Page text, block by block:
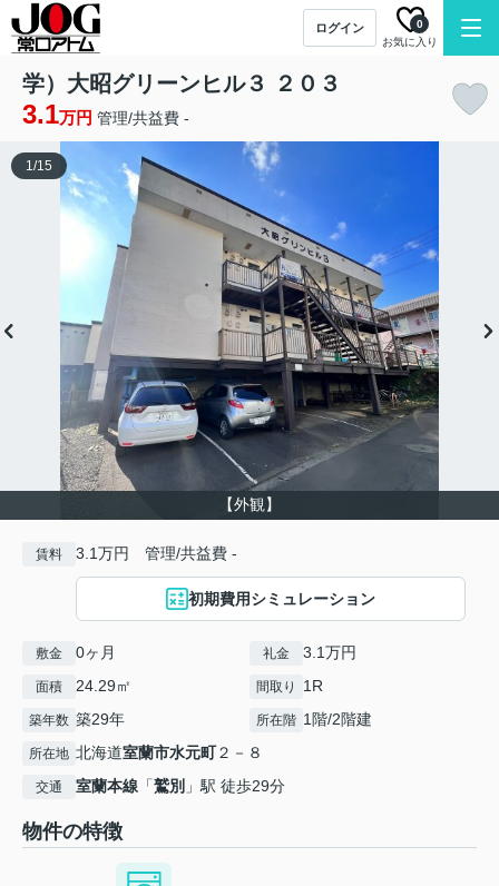
ログイン
お気に入り
0
学）大昭グリーンヒル３ ２０３
3.1万円 管理/共益費 -
【外観】
1/15
賃料 3.1万円 管理/共益費 -
初期費用シミュレーション
敷金 0ヶ月 礼金 3.1万円
面積 24.29㎡ 間取り 1R
築年数 築29年 所在階 1階/2階建
所在地 北海道室蘭市水元町２－８
交通 室蘭本線 「鷲別 」駅 徒歩29分
物件の特徴